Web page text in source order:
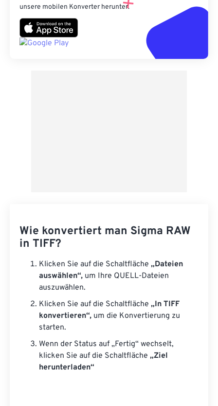
unsere mobilen Konverter herunter.
Wie konvertiert man Sigma RAW
in TIFF?
Klicken Sie auf die Schaltfläche „Dateien
auswählen“, um Ihre QUELL-Dateien
auszuwählen.
Klicken Sie auf die Schaltfläche „In TIFF
konvertieren“, um die Konvertierung zu
starten.
Wenn der Status auf „Fertig“ wechselt,
klicken Sie auf die Schaltfläche „Ziel
herunterladen“